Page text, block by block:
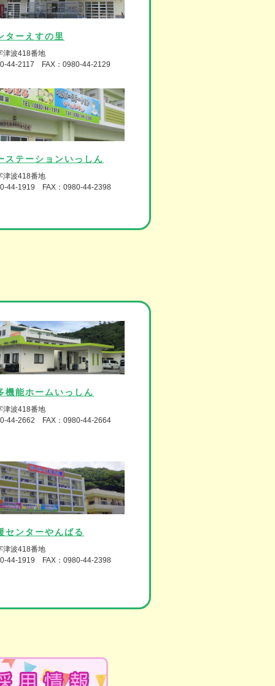
ターえすの里
津波418番地
44-2117 FAX：0980-44-2129
ステーションいっしん
津波418番地
44-1919 FAX：0980-44-2398
機能ホームいっしん
津波418番地
44-2662 FAX：0980-44-2664
センターやんばる
津波418番地
44-1919 FAX：0980-44-2398